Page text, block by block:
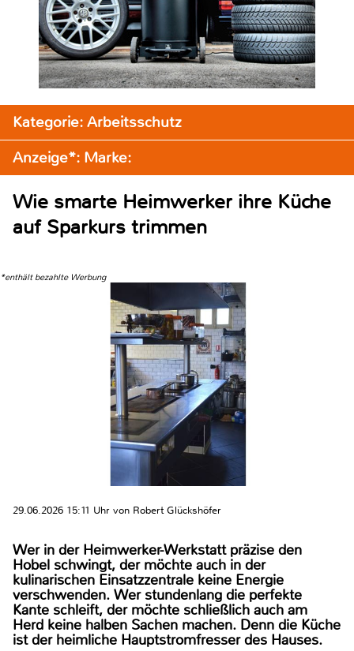
Kategorie: Arbeitsschutz
Anzeige*: Marke:
Wie smarte Heimwerker ihre Küche
auf Sparkurs trimmen
*enthält bezahlte Werbung
29.06.2026 15:11 Uhr von Robert Glückshöfer
Wer in der Heimwerker-Werkstatt präzise den
Hobel schwingt, der möchte auch in der
kulinarischen Einsatzzentrale keine Energie
verschwenden. Wer stundenlang die perfekte
Kante schleift, der möchte schließlich auch am
Herd keine halben Sachen machen. Denn die Küche
ist der heimliche Hauptstromfresser des Hauses.